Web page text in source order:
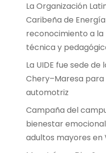
La Organización
Caribeña de
reconocimiento a la
técnica y
La UIDE fue sede
Chery–Maresa
automotriz
Campaña del
bienestar
adultos mayores en